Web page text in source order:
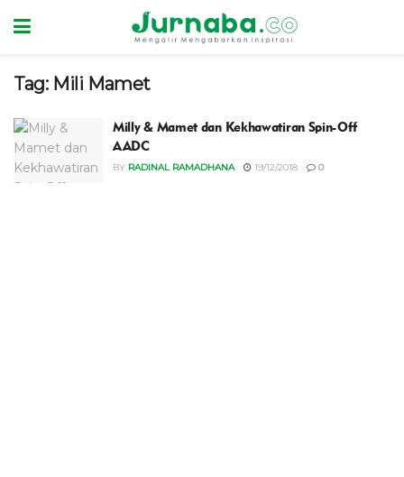
Tag: Mili Mamet
Milly & Mamet dan Kekhawatiran Spin-Off
AADC
BY RADINAL RAMADHANA 19/12/2018 0